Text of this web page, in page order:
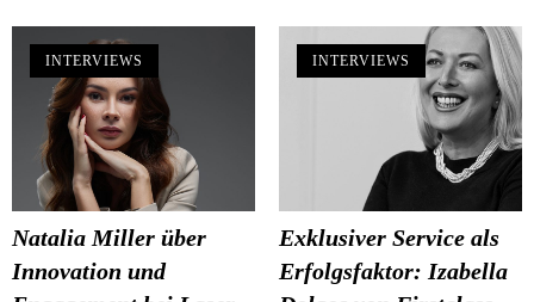
INTERVIEWS
Natalia Miller über
Innovation und
INTERVIEWS
Exklusiver Service als
Erfolgsfaktor: Izabella